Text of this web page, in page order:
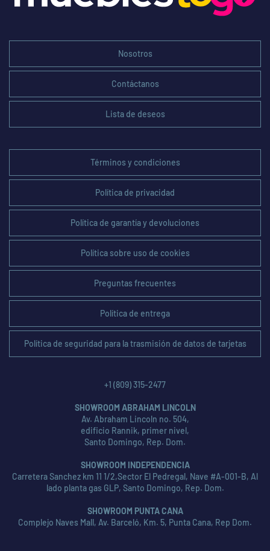
Nosotros
Contáctanos
Lista de deseos
Términos y condiciones
Política de privacidad
Política de garantía y devoluciones
Política sobre uso de cookies
Preguntas frecuentes
Política de entrega
Política de seguridad para la trasmisión de datos de tarjetas
+1 (809) 315-2477
SHOWROOM ABRAHAM LINCOLN
Av. Abraham Lincoln no. 504,
edificio Rannik, primer nivel,
Santo Domingo, Rep. Dom.
SHOWROOM INDEPENDENCIA
Carretera Sanchez km 11 1/2,Sector El Pedregal, Nave #A-001-B, Al
lado planta gas GLP, Santo Domingo, Rep. Dom.
SHOWROOM PUNTA CANA
Complejo Naves Mall, Av. Barceló, Km. 5, Punta Cana, Rep Dom.